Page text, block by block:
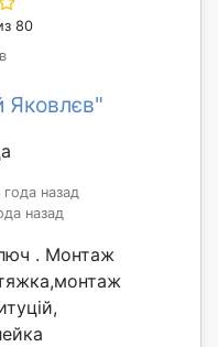
80
Яковлєв"
назад
назад
. Монтаж